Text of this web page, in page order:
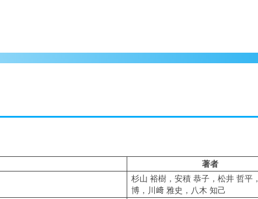
著者
杉山 裕樹，安積 恭子，松井 哲平
博，川﨑 雅史，八木 知己